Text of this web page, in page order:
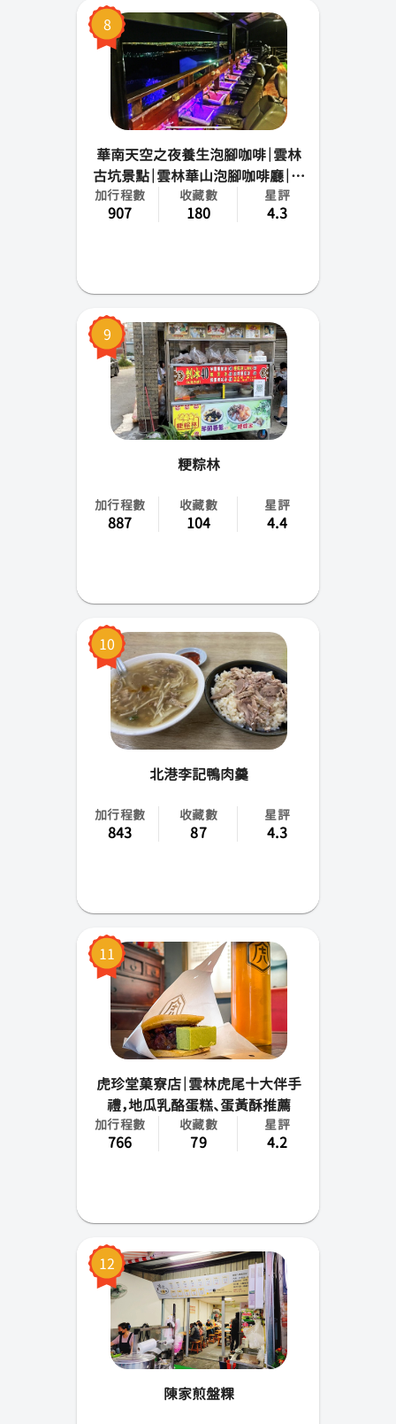
8
華南天空之夜養生泡腳咖啡｜雲林
古坑景點｜雲林華山泡腳咖啡廳｜雲
林華山打卡景點｜泡腳送飲料｜泡腳
看夜景
加行程數
907
收藏數
180
星評
4.3
9
粳粽林
加行程數
887
收藏數
104
星評
4.4
10
北港李記鴨肉羹
加行程數
843
收藏數
87
星評
4.3
11
虎珍堂菓寮店｜雲林虎尾十大伴手
禮，地瓜乳酪蛋糕、蛋黃酥推薦
加行程數
766
收藏數
79
星評
4.2
12
陳家煎盤粿